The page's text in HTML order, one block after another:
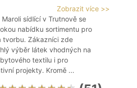
Zobrazit více >>
sídlící v Trutnově se
nabídku sortimentu pro
tvorbu. Zákazníci zde
výběr látek vhodných na
textilu i pro
projekty. Kromě ...